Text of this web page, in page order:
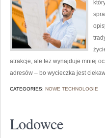
atrakcje, ale też wynajduje mniej
adresów – bo wycieczka jest
CATEGORIES: NOWE TECHNOLOGIE
Lodowce